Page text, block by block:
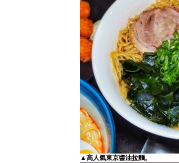
▲高人氣東京醬油拉麵。